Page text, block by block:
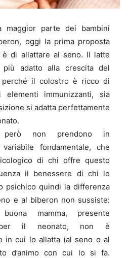
parte dei bambini
oggi la prima proposta
di allattare al seno. Il latte
adatto alla crescita del
perché il colostro è ricco di
immunizzanti, sia
si adatta perfettamente
però non prendono in
fondamentale, che
di chi offre questo
il benessere di chi lo
psichico quindi la differenza
e al biberon non sussiste:
mamma, presente
per il neonato, non è
in cui lo allatta (al seno o al
d’animo con cui lo si fa.